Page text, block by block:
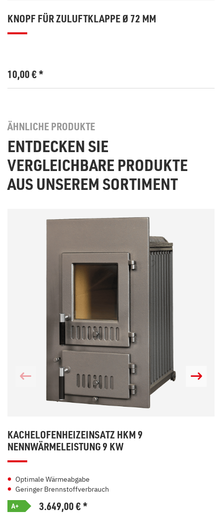
KNOPF FÜR ZULUFTKLAPPE Ø 72 MM
10,00€*
ÄHNLICHE PRODUKTE
ENTDECKEN SIE
VERGLEICHBARE PRODUKTE
AUS UNSEREM SORTIMENT
KACHELOFENHEIZEINSATZ HKM 9
NENNWÄRMELEISTUNG 9 KW
Optimale Wärmeabgabe
Geringer Brennstoffverbrauch
A+ 3.649,00€*